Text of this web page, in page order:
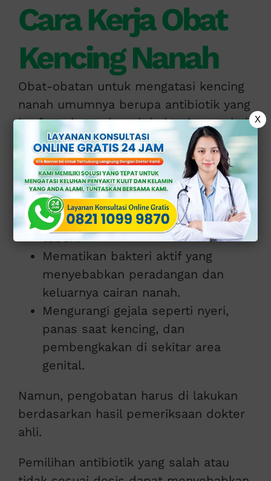
Cara Kerja Obat
Kencing Nanah
Obat-obatan untuk mengatasi kencing
nanah umumnya berupa antibiotik yang
berfungsi membunuh bakteri penyebab
infeksi.
Antibiotik ini bekerja dengan cara:
Menghambat pertumbuhan bakteri
agar tidak menyebar lebih luas di
tubuh.
Mematikan bakteri aktif yang
menyebabkan peradangan dan
keluarnya cairan nanah.
Mengurangi gejala seperti nyeri,
panas saat kencing, dan
pembengkakan di sekitar area
genital.
Namun, pengobatan harus di lakukan
berdasarkan hasil pemeriksaan dokter
ahli.
Pemilihan antibiotik yang salah atau
X